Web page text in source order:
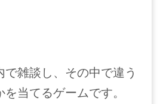
雑談し、その中で違う
当てるゲームです。